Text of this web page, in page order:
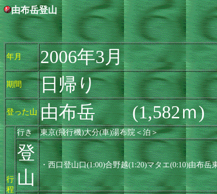
由布岳登山
年月 2006年3月
期間 日帰り
登った山 由布岳 (1,582ｍ)
行
程
行き 東京(飛行機)大分(車)湯布院＜泊＞
登
山
・西口登山口(1:00)合野越(1:20)マタエ(0:10)由布岳